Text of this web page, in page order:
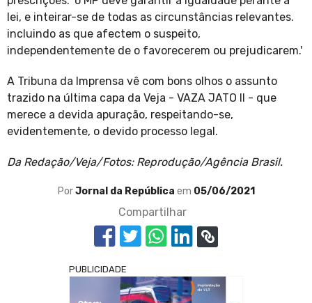
lei, e inteirar-se de todas as circunstâncias relevantes.
incluindo as que afectem o suspeito,
independentemente de o favorecerem ou prejudicarem.'
A Tribuna da Imprensa vê com bons olhos o assunto
trazido na última capa da Veja - VAZA JATO II - que
merece a devida apuração, respeitando-se,
evidentemente, o devido processo legal.
Da Redação/Veja/Fotos: Reprodução/Agência Brasil.
PorJornal da República em 05/06/2021
Compartilhar
PUBLICIDADE